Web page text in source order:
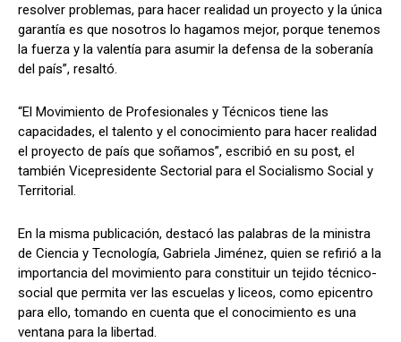
resolver problemas, para hacer realidad un proyecto y la única
garantía es que nosotros lo hagamos mejor, porque tenemos
la fuerza y la valentía para asumir la defensa de la soberanía
del país”, resaltó.
“El Movimiento de Profesionales y Técnicos tiene las
capacidades, el talento y el conocimiento para hacer realidad
el proyecto de país que soñamos”, escribió en su post, el
también Vicepresidente Sectorial para el Socialismo Social y
Territorial.
En la misma publicación, destacó las palabras de la ministra
de Ciencia y Tecnología, Gabriela Jiménez, quien se refirió a la
importancia del movimiento para constituir un tejido técnico-
social que permita ver las escuelas y liceos, como epicentro
para ello, tomando en cuenta que el conocimiento es una
ventana para la libertad.